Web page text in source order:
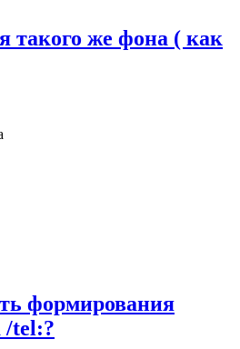
такого же фона ( как
формирования
/tel:?